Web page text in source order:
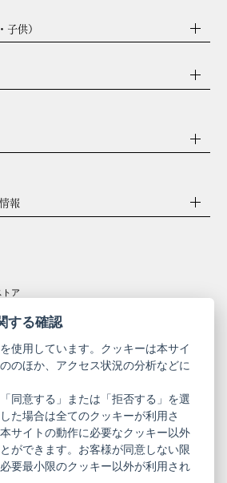
供）
報
トア
ト
きものやまと振
袖
サイト
ご利用案内
する確認
使用しています。クッキーは本サイ
のほか、アクセス状況の分析などに
同意する」または「拒否する」を選
た場合は全てのクッキーが利用さ
サイトの動作に必要なクッキー以外
ができます。お客様が同意しない限
要最小限のクッキー以外が利用され